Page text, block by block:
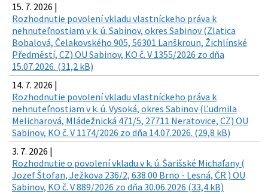
15. 7. 2026 |
Rozhodnutie povolení vkladu vlastníckeho práva k
nehnuteľnostiam v k. ú. Sabinov, okres Sabinov (Zlatica
Bobalová, Čelakovského 905, 56301 Lanškroun, Žichlínské
Předměstí, CZ) OU Sabinov, KO č. V 1355/2026 zo dňa
15.07.2026. (31,2 kB)
14. 7. 2026 |
Rozhodnutie povolení vkladu vlastníckeho práva k
nehnuteľnostiam v k. ú. Vysoká, okres Sabinov (Ľudmila
Melicharová, Mládežnická 471/5, 27711 Neratovice, CZ) OU
Sabinov, KO č. V 1174/2026 zo dňa 14.07.2026. (29,8 kB)
3. 7. 2026 |
Rozhodnutie o povolení vkladu v k. ú. Šarišské Michaľany (
Jozef Štofan, Ježkova 236/2, 638 00 Brno - Lesná, ČR ) OU
Sabinov, KO č. V 889/2026 zo dňa 30.06.2026 (33,4 kB)